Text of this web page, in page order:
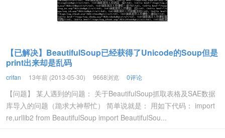
【已解决】BeautifulSoup已经获得了Unicode的Soup但是
print出来却是乱码
crifan 13年前 (2013-05-30) 9668浏览 0评论
【问题】 某人遇到的问题： 关于BeautifulSoup抓取表格及SAE数据
库导入的问题（跪求大神帮忙） 简单说就是： 用如下代码： import
re,urllib2 from BeautifulSoup import BeautifulSou...